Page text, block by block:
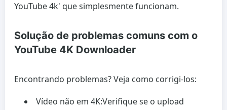
YouTube 4k' que simplesmente funcionam.
Solução de problemas comuns com o
YouTube 4K Downloader
Encontrando problemas? Veja como corrigi-los:
Vídeo não em 4K:Verifique se o upload